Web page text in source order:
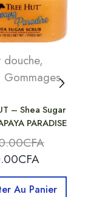
douche,
Gommages,
– Shea Sugar
PARADISE
CFA
CFA
Au Panier